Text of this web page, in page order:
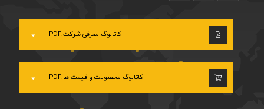
کاتالوگ معرفی شرکت.PDF
کاتالوگ محصولات و قیمت ها.PDF